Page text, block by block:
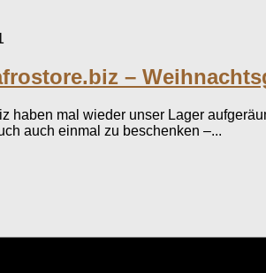
–
haben mal wieder unser Lager
auch einmal zu beschenken –...